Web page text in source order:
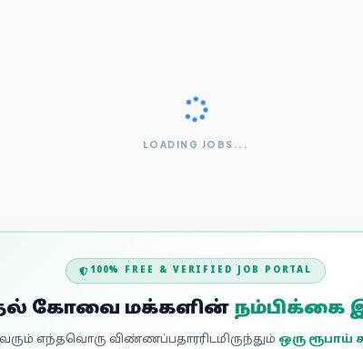
LOADING JOBS...
100% FREE & VERIFIED JOB PORTAL
கோவை மக்களின்
எந்தவொரு விண்ணப்பதாரரிடமிருந்தும் ஒரு